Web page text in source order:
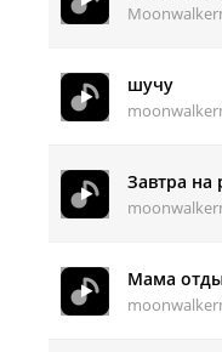
шучу
Мама